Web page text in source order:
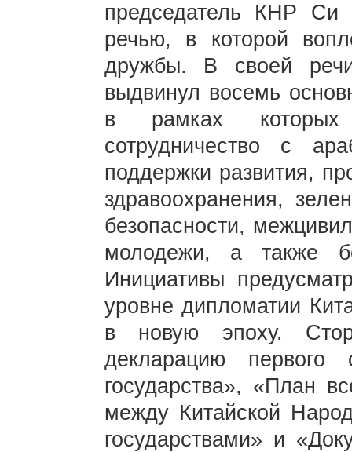
председатель КНР Си
речью, в которой
дружбы. В своей
выдвинул восемь
в рамках которых
сотрудничество с
поддержки развития,
здравоохранения,
безопасности,
молодежи, а также
Инициативы
уровне дипломатии
в новую эпоху.
декларацию
государства», «План
между Китайской
государствами» и